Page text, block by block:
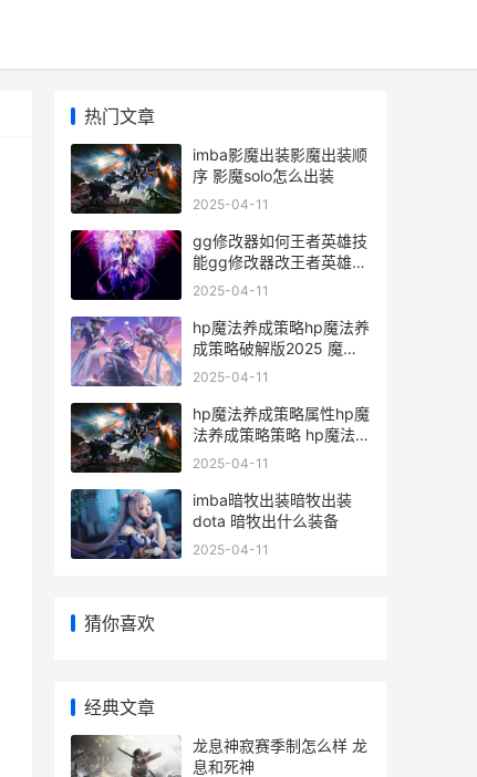
热门文章
imba影魔出装影魔出装顺
序 影魔solo怎么出装
2025-04-11
gg修改器如何王者英雄技
能gg修改器改王者英雄技
能 gg修改器如何王者荣
2025-04-11
hp魔法养成策略hp魔法养
成策略破解版2025 魔法
养成攻略百度百科
2025-04-11
hp魔法养成策略属性hp魔
法养成策略策略 hp魔法
养成攻略最全攻略
2025-04-11
imba暗牧出装暗牧出装
dota 暗牧出什么装备
2025-04-11
猜你喜欢
经典文章
龙息神寂赛季制怎么样 龙
息和死神